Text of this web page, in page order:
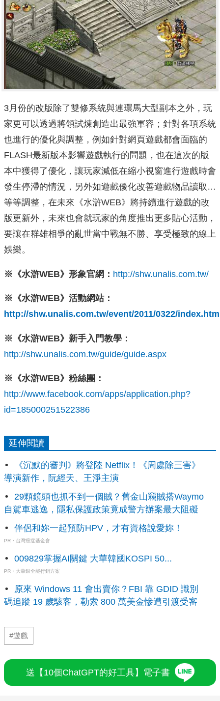
3月份的改版除了雙修系統與連環馬大型副本之外，玩
家更可以透過將領試煉創造出最強軍容；針對各項系統
也進行的優化與調整，例如針對網頁遊戲都會面臨的
FLASH最新版本影響遊戲執行的問題，也在這次的版
本中獲得了優化，讓玩家減低在縮小視窗進行遊戲時會
發生停滯的情況，另外如遊戲優化改善遊戲物品讀取…
等等調整，在未來《水滸WEB》將持續進行遊戲的改
版更新外，未來也會就玩家的角度推出更多貼心活動，
要讓在群雄相爭的亂世當中戰無不勝、享受極致的線上
娛樂。
※《水滸WEB》形象官網： http://shw.unalis.com.tw/
※《水滸WEB》活動網站：
http://shw.unalis.com.tw/event/2011/0322/
※《水滸WEB》新手入門教學：
http://shw.unalis.com.tw/guide/guide.aspx
※《水滸WEB》粉絲團：
http://www.facebook.com/apps/application.php?
id=185000251522386
延伸閱讀
《沉默的審判》將登陸 Netflix！《周處除三害》
導演新作，阮經天、王淨主演
29顆鏡頭也抓不到一個賊？舊金山竊賊搭Waymo
自駕車逃逸，隱私保護政策竟成警方辦案最大阻礙
伴侶和妳一起預防HPV，才有資格說愛妳！
PR・台灣癌症基金會
009829掌握AI關鍵 大華韓國KOSPI 50...
PR・大華銀全能行銷方案
原來 Windows 11 會出賣你？FBI 靠 GDID 識別
碼追蹤 19 歲駭客，勒索 800 萬美金慘遭引渡受審
#遊戲
送【10個ChatGPT的好工具】電子書